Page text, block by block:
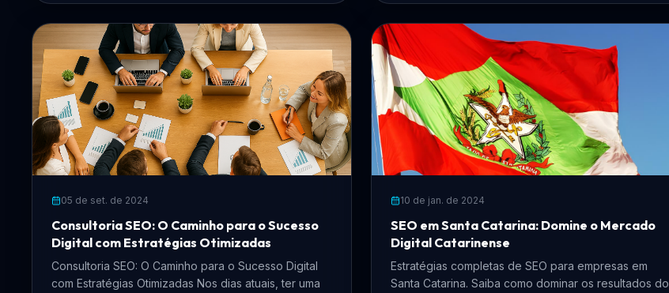
05 de set. de 2024
Consultoria SEO: O Caminho para o Sucesso
Digital com Estratégias Otimizadas
Consultoria SEO: O Caminho para o Sucesso Digital
com Estratégias Otimizadas Nos dias atuais, ter uma
10 de jan. de 2024
SEO em Santa Catarina: Domine o Mercado
Digital Catarinense
Estratégias completas de SEO para empresas em
Santa Catarina. Saiba como dominar os resultados do